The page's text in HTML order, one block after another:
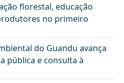
florestal, educação
no primeiro
do Guandu avança
pública e consulta à